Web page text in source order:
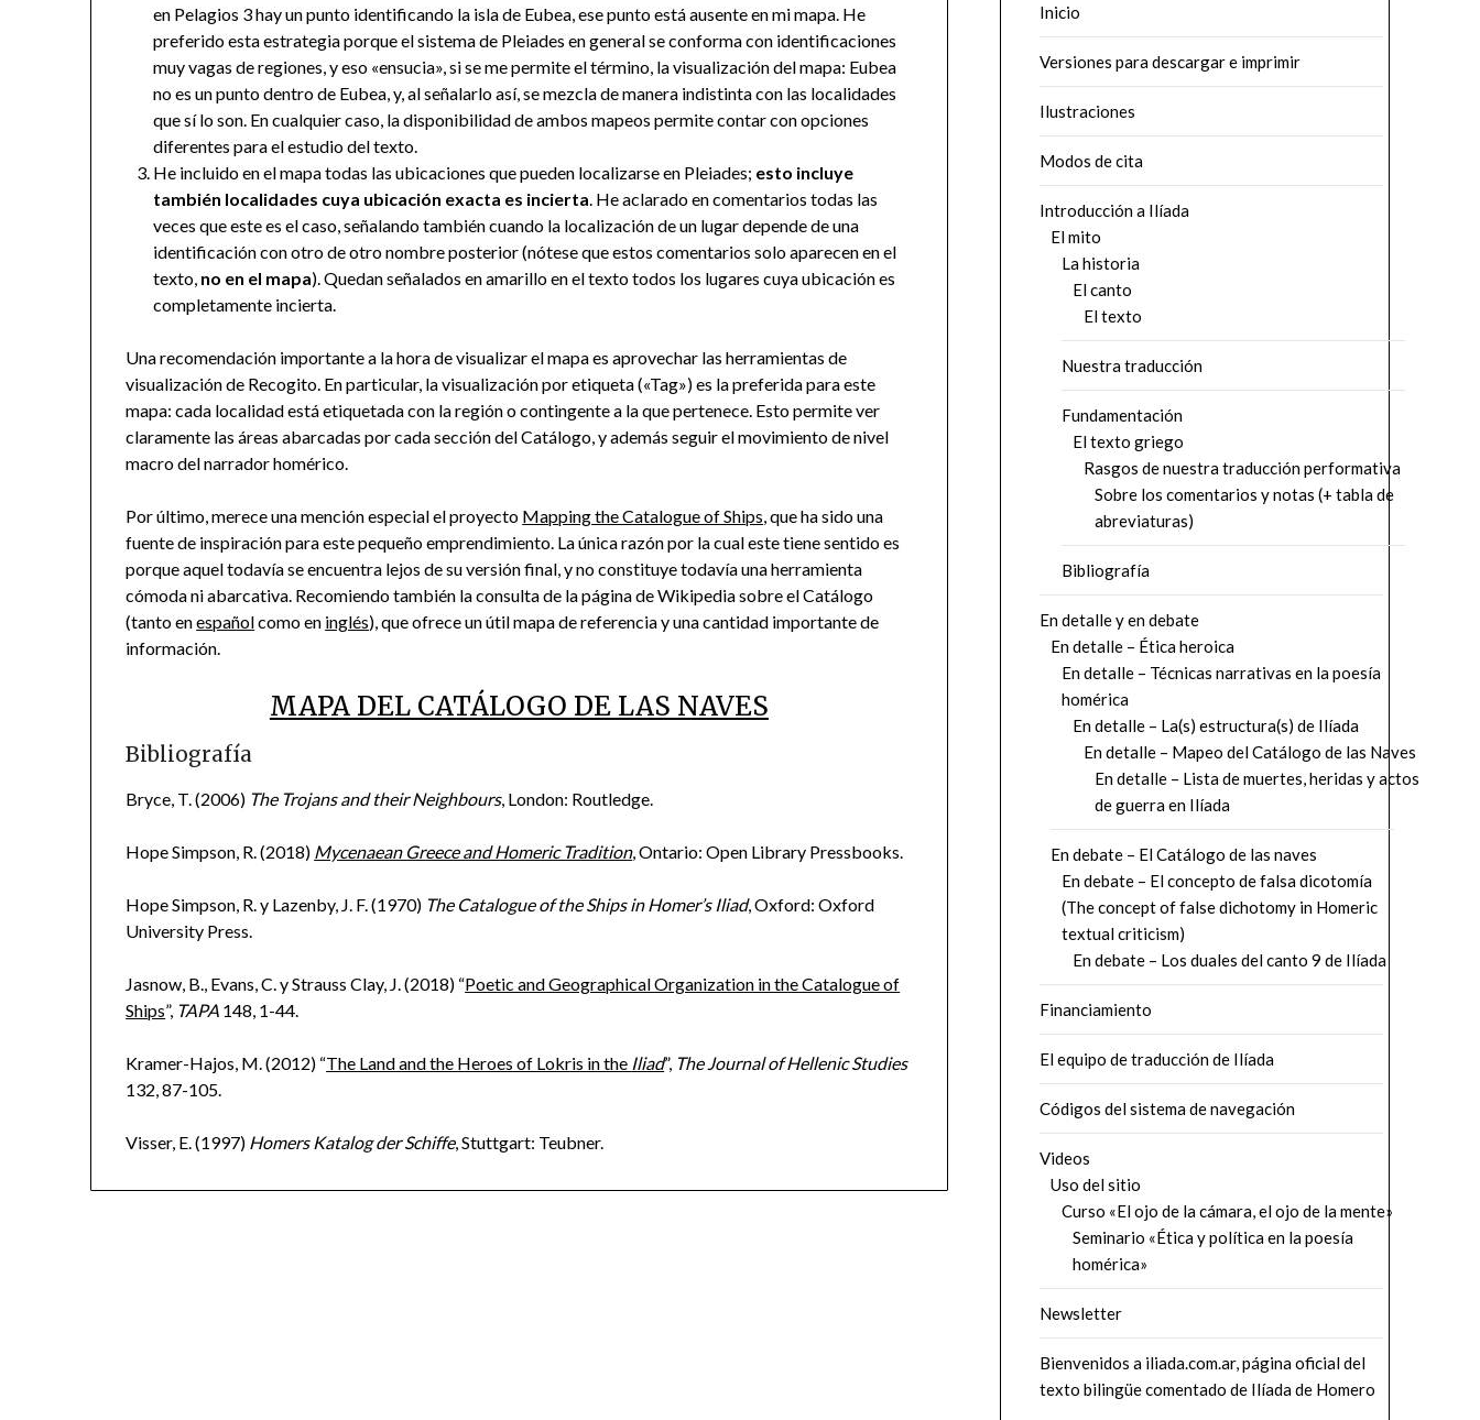
en Pelagios 3 hay un punto identificando la isla de Eubea, ese punto está ausente en mi mapa. He
preferido esta estrategia porque el sistema de Pleiades en general se conforma con identificaciones
muy vagas de regiones, y eso «ensucia», si se me permite el término, la visualización del mapa: Eubea
no es un punto dentro de Eubea, y, al señalarlo así, se mezcla de manera indistinta con las localidades
que sí lo son. En cualquier caso, la disponibilidad de ambos mapeos permite contar con opciones
diferentes para el estudio del texto.
He incluido en el mapa todas las ubicaciones que pueden localizarse en Pleiades; esto incluye
también localidades cuya ubicación exacta es incierta. He aclarado en comentarios todas las
veces que este es el caso, señalando también cuando la localización de un lugar depende de una
identificación con otro de otro nombre posterior (nótese que estos comentarios solo aparecen en el
texto, no en el mapa). Quedan señalados en amarillo en el texto todos los lugares cuya ubicación es
completamente incierta.
Una recomendación importante a la hora de visualizar el mapa es aprovechar las herramientas de
visualización de Recogito. En particular, la visualización por etiqueta («Tag») es la preferida para este
mapa: cada localidad está etiquetada con la región o contingente a la que pertenece. Esto permite ver
claramente las áreas abarcadas por cada sección del Catálogo, y además seguir el movimiento de nivel
macro del narrador homérico.
Por último, merece una mención especial el proyecto Mapping the Catalogue of Ships, que ha sido una
fuente de inspiración para este pequeño emprendimiento. La única razón por la cual este tiene sentido es
porque aquel todavía se encuentra lejos de su versión final, y no constituye todavía una herramienta
cómoda ni abarcativa. Recomiendo también la consulta de la página de Wikipedia sobre el Catálogo
(tanto enespañolcomo en inglés), que ofrece un útil mapa de referencia y una cantidad importante de
información.
MAPA DEL CATÁLOGO DE LAS NAVES
Bibliografía
Bryce, T. (2006) The Trojans and their Neighbours, London: Routledge.
Hope Simpson, R. (2018) Mycenaean Greece and Homeric Tradition, Ontario: Open Library Pressbooks.
Hope Simpson, R. y Lazenby, J. F. (1970) The Catalogue of the Ships in Homer’s Iliad, Oxford: Oxford
University Press.
Jasnow, B., Evans, C. y Strauss Clay, J. (2018) “Poetic and Geographical Organization in the Catalogue of
Ships”, TAPA 148, 1-44.
Kramer-Hajos, M. (2012) “The Land and the Heroes of Lokris in the Iliad”, The Journal of Hellenic Studies
132, 87-105.
Visser, E. (1997) Homers Katalog der Schiffe, Stuttgart: Teubner.
Inicio
Versiones para descargar e imprimir
Ilustraciones
Modos de cita
Introducción a Ilíada
El mito
La historia
El canto
El texto
Nuestra traducción
Fundamentación
El texto griego
Rasgos de nuestra traducción performativa
Sobre los comentarios y notas (+ tabla de
abreviaturas)
Bibliografía
En detalle y en debate
En detalle – Ética heroica
En detalle – Técnicas narrativas en la poesía
homérica
En detalle – La(s) estructura(s) de Ilíada
En detalle – Mapeo del Catálogo de las Naves
En detalle – Lista de muertes, heridas y actos
de guerra en Ilíada
En debate – El Catálogo de las naves
En debate – El concepto de falsa dicotomía
(The concept of false dichotomy in Homeric
textual criticism)
En debate – Los duales del canto 9 de Ilíada
Financiamiento
El equipo de traducción de Ilíada
Códigos del sistema de navegación
Videos
Uso del sitio
Curso «El ojo de la cámara, el ojo de la mente»
Seminario «Ética y política en la poesía
homérica»
Newsletter
Bienvenidos a iliada.com.ar, página oficial del
texto bilingüe comentado de Ilíada de Homero